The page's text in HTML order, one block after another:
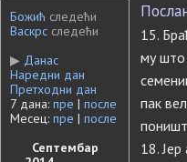
Божић следећи
Васкрс следећи
▶ Данас
Наредни дан
Претходни дан
7 дана: пре | после
Месец: пре | после
Септембар
15.
му што
пак
18.